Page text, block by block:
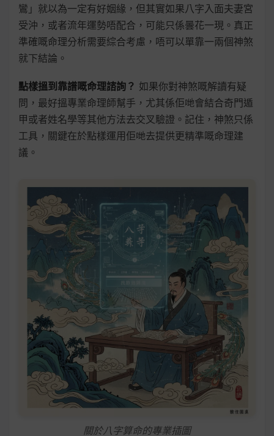
鸞」就以為一定有好姻緣，但其實如果八字入面夫妻宮
受沖，或者流年運勢唔配合，可能只係曇花一現。真正
準確嘅命理分析需要綜合考慮，唔可以單靠一兩個神煞
就下結論。
點樣搵到靠譜嘅命理諮詢？ 如果你對神煞嘅解讀有疑
問，最好搵專業命理師幫手，尤其係佢哋會結合奇門遁
甲或者姓名學等其他方法去交叉驗證。記住，神煞只係
工具，關鍵在於點樣運用佢哋去提供更精準嘅命理建
議。
關於八字算命的專業插圖